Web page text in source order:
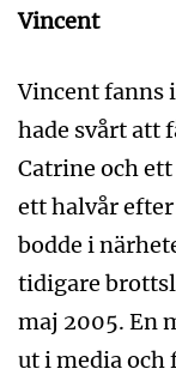
Vincent
Vincent fanns
hade svårt att
Catrine och
ett halvår efter
bodde i
tidigare
maj 2005. En
ut i media